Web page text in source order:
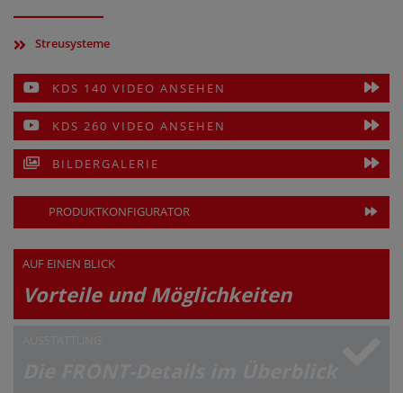
Streusysteme
KDS 140 VIDEO ANSEHEN
KDS 260 VIDEO ANSEHEN
BILDERGALERIE
PRODUKTKONFIGURATOR
AUF EINEN BLICK
Vorteile und Möglichkeiten